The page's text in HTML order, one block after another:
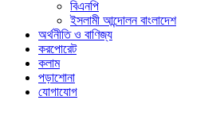
বিএনপি
ইসলামী আন্দোলন বাংলাদেশ
অর্থনীতি ও বাণিজ্য
করপোরেট
কলাম
পড়াশোনা
যোগাযোগ